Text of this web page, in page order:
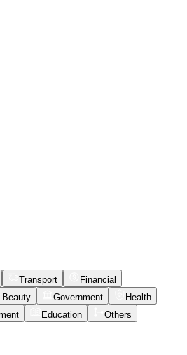
Transport
Financial
Beauty Government
Health
Education Others